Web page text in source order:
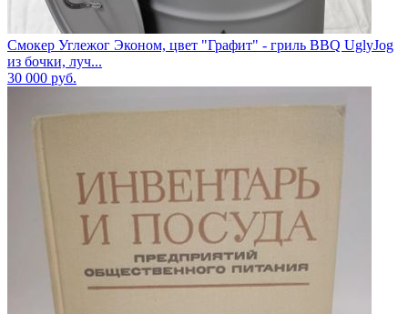
Смокер Углежог Эконом, цвет "Графит" - гриль BBQ UglyJog
из бочки, луч...
30 000 руб.